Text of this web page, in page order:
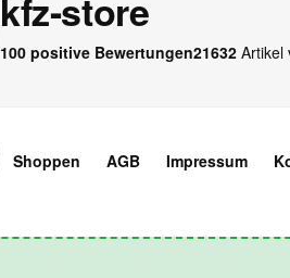
kfz-store
100 positive Bewertungen21632 Artikel
Shoppen AGB Impressum